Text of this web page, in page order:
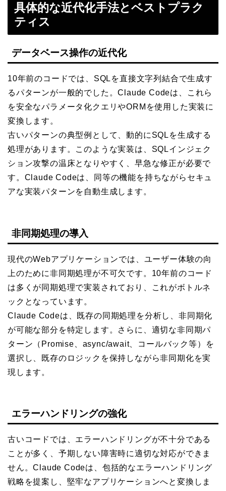
具体的な近代化手法とベストプラク
ティス
データベース操作の近代化
10年前のコードでは、SQLを直接文字列結合で生成す
るパターンが一般的でした。Claude Codeは、これら
を安全なパラメータ化クエリやORMを使用した実装に
変換します。
古いパターンの典型例として、動的にSQLを生成する
処理があります。このような実装は、SQLインジェク
ション攻撃の温床となりやすく、早急な修正が必要で
す。Claude Codeは、同等の機能を持ちながらセキュ
アな実装パターンを自動生成します。
非同期処理の導入
現代のWebアプリケーションでは、ユーザー体験の向
上のために非同期処理が不可欠です。10年前のコード
は多くが同期処理で実装されており、これがボトルネ
ックとなっています。
Claude Codeは、既存の同期処理を分析し、非同期化
が可能な部分を特定します。さらに、適切な非同期パ
ターン（Promise、async/await、コールバック等）を
選択し、既存のロジックを保持しながら非同期化を実
現します。
エラーハンドリングの強化
古いコードでは、エラーハンドリングが不十分である
ことが多く、予期しない障害時に適切な対応ができま
せん。Claude Codeは、包括的なエラーハンドリング
戦略を提案し、堅牢なアプリケーションへと変換しま